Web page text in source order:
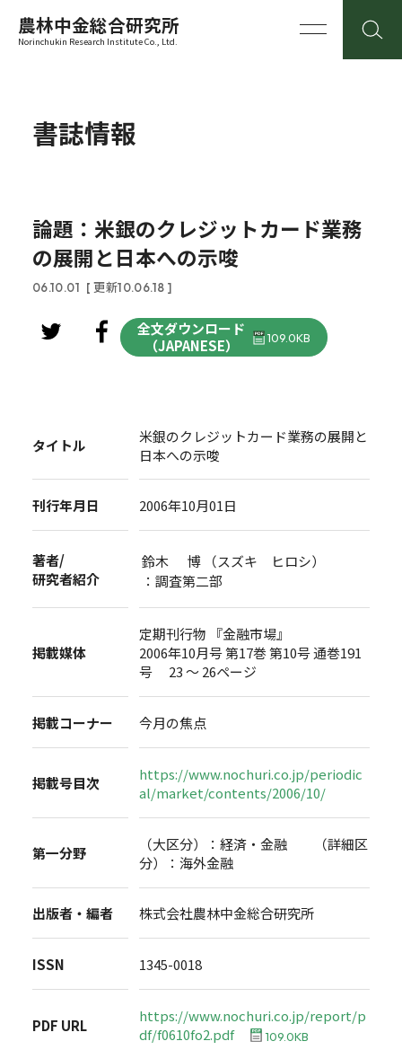
農林中金総合研究所
Norinchukin Research Institute Co., Ltd.
書誌情報
論題：米銀のクレジットカード業務
の展開と日本への示唆
06.10.01 [ 更新10.06.18 ]
全文ダウンロード
（JAPANESE）
109.0KB
タイトル
米銀のクレジットカード業務の展開と
日本への示唆
刊行年月日 2006年10月01日
著者/
研究者紹介
鈴木 博 （スズキ ヒロシ）
：調査第二部
掲載媒体
定期刊行物 『金融市場』
2006年10月号 第17巻 第10号 通巻191
号 23 ～ 26ページ
掲載コーナー 今月の焦点
掲載号目次
https://www.nochuri.co.jp/periodic
al/market/contents/2006/10/
第一分野
（大区分）：経済・金融 （詳細区
分）：海外金融
出版者・編者 株式会社農林中金総合研究所
ISSN 1345-0018
PDF URL
https://www.nochuri.co.jp/report/p
df/f0610fo2.pdf
109.0KB